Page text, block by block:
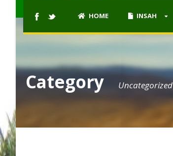
HOME INSAH
Category Uncategorized